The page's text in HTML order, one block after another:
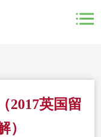
2017英国留
）